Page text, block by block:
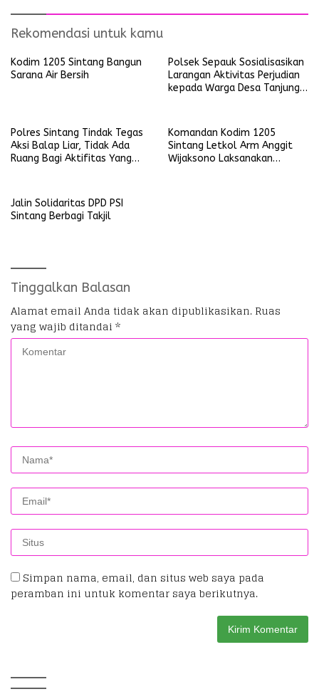
Rekomendasi untuk kamu
Kodim 1205 Sintang Bangun
Sarana Air Bersih
Polsek Sepauk Sosialisasikan
Larangan Aktivitas Perjudian
kepada Warga Desa Tanjung
Polres Sintang Tindak Tegas
Aksi Balap Liar, Tidak Ada
Ruang Bagi Aktifitas Yang
Komandan Kodim 1205
Sintang Letkol Arm Anggit
Wijaksono Laksanakan
Jalin Solidaritas DPD PSI
Sintang Berbagi Takjil
Tinggalkan Balasan
Alamat email Anda tidak akan dipublikasikan. Ruas
yang wajib ditandai *
Simpan nama, email, dan situs web saya pada
peramban ini untuk komentar saya berikutnya.